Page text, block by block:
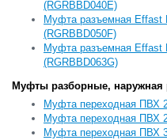
(RGRBBD040E)
Муфта разъемная
(RGRBBD050F)
Муфта разъемная
(RGRBBD063G)
Муфты разборные, наружная
Муфта переходная ПВХ
Муфта переходная ПВХ
Муфта переходная ПВХ